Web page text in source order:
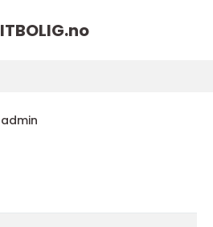
ITBOLIG.no
admin